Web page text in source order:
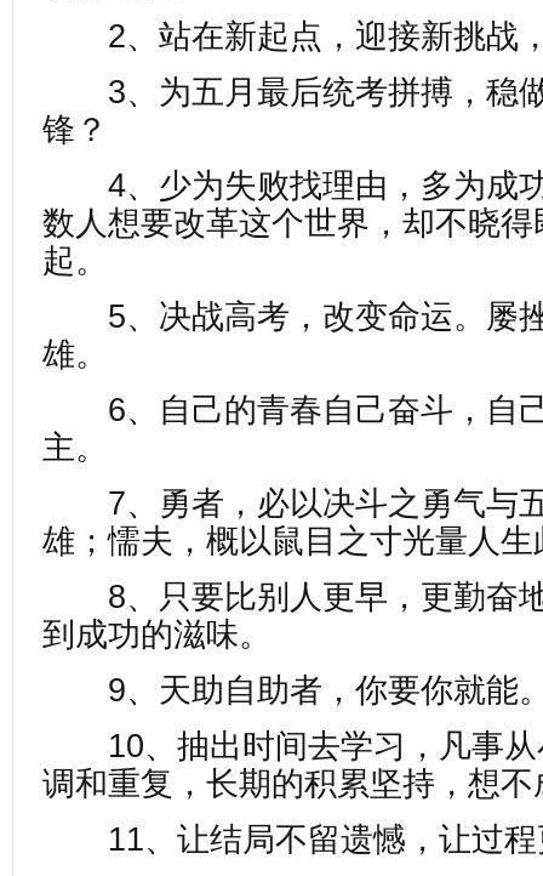
2、站在新起点，迎接新挑战
3、为五月最后统考拼搏，稳
锋？
4、少为失败找理由，多为成
数人想要改革这个世界，却不晓
起。
5、决战高考，改变命运。屡
雄。
6、自己的青春自己奋斗，自
主。
7、勇者，必以决斗之勇气与
雄；懦夫，概以鼠目之寸光量人
8、只要比别人更早，更勤奋
到成功的滋味。
9、天助自助者，你要你就能
10、抽出时间去学习，凡事从
调和重复，长期的积累坚持，想
11、让结局不留遗憾，让过程